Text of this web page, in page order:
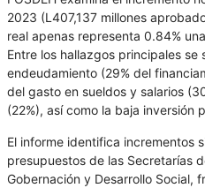
2023 (L407,137 millones
real apenas representa 0.84%
Entre los hallazgos principales se
endeudamiento (29% del
del gasto en sueldos y salarios
(22%), así como la baja inversión
El informe identifica incrementos
presupuestos de las Secretarías
Gobernación y Desarrollo Social,